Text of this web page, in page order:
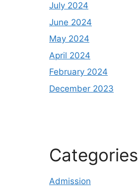
July 2024
June 2024
May 2024
April 2024
February 2024
December 2023
Categories
Admission